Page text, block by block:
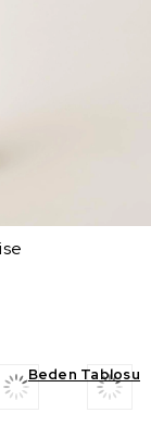
Beden Tablosu